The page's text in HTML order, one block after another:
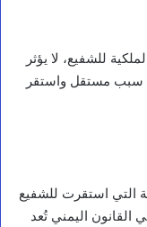
للشفيع، لا يؤثر
سبب مستقل واستقر
التي استقرت للشفيع
القانون اليمني تُعد